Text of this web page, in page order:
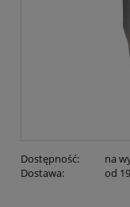
Dostępność:
na
Dostawa:
od
Cena nie zawiera